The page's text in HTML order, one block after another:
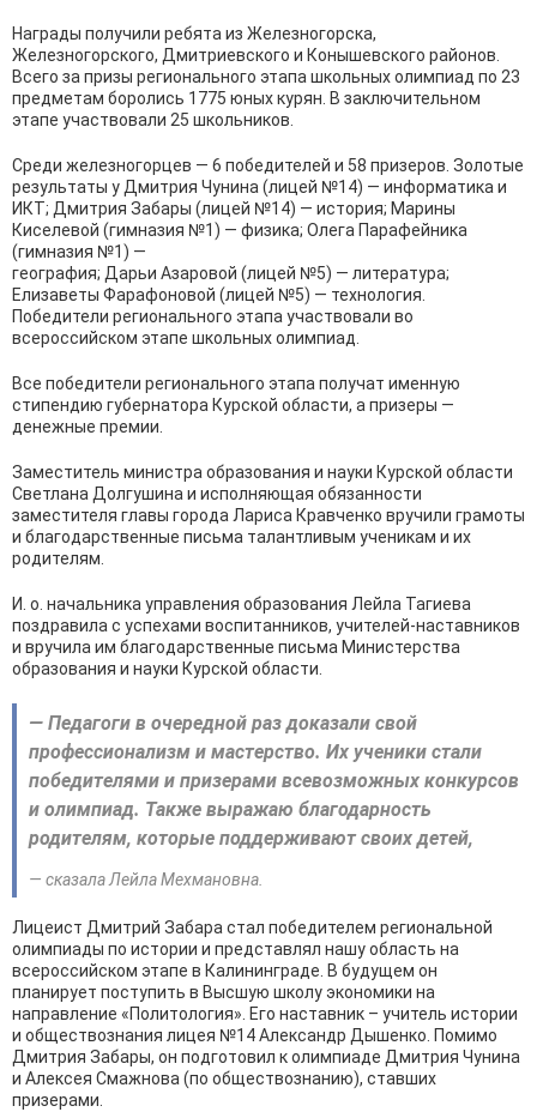
Награды получили ребята из Железногорска,
Железногорского, Дмитриевского и Конышевского районов.
Всего за призы регионального этапа школьных олимпиад по 23
предметам боролись 1775 юных курян. В заключительном
этапе участвовали 25 школьников.
Среди железногорцев — 6 победителей и 58 призеров. Золотые
результаты у Дмитрия Чунина (лицей №14) — информатика и
ИКТ; Дмитрия Забары (лицей №14) — история; Марины
Киселевой (гимназия №1) — физика; Олега Парафейника
(гимназия №1) —
география; Дарьи Азаровой (лицей №5) — литература;
Елизаветы Фарафоновой (лицей №5) — технология.
Победители регионального этапа участвовали во
всероссийском этапе школьных олимпиад.
Все победители регионального этапа получат именную
стипендию губернатора Курской области, а призеры —
денежные премии.
Заместитель министра образования и науки Курской области
Светлана Долгушина и исполняющая обязанности
заместителя главы города Лариса Кравченко вручили грамоты
и благодарственные письма талантливым ученикам и их
родителям.
И. о. начальника управления образования Лейла Тагиева
поздравила с успехами воспитанников, учителей-наставников
и вручила им благодарственные письма Министерства
образования и науки Курской области.
— Педагоги в очередной раз доказали свой
профессионализм и мастерство. Их ученики стали
победителями и призерами всевозможных конкурсов
и олимпиад. Также выражаю благодарность
родителям, которые поддерживают своих детей,
— сказала Лейла Мехмановна.
Лицеист Дмитрий Забара стал победителем региональной
олимпиады по истории и представлял нашу область на
всероссийском этапе в Калининграде. В будущем он
планирует поступить в Высшую школу экономики на
направление «Политология». Его наставник – учитель истории
и обществознания лицея №14 Александр Дышенко. Помимо
Дмитрия Забары, он подготовил к олимпиаде Дмитрия Чунина
и Алексея Смажнова (по обществознанию), ставших
призерами.